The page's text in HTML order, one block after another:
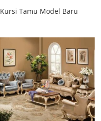
Kursi Tamu Model Baru